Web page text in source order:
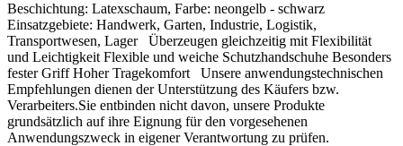
Produkte grundsätzlich auf Eignung in eigener Verantwortung zu prüfen.
Beschichtung: Latexschaum, Farbe: neongelb - schwarz
Einsatzgebiete: Handwerk, Garten, Industrie, Logistik,
Transportwesen, Lager Überzeugen gleichzeitig mit Flexibilität
und Leichtigkeit Flexible und weiche Schutzhandschuhe Besonders
fester Griff Hoher Tragekomfort Unsere anwendungstechnischen
Empfehlungen dienen der Unterstützung des Käufers bzw.
Verarbeiters.Sie entbinden nicht davon, unsere Produkte
grundsätzlich auf ihre Eignung für den vorgesehenen
Anwendungszweck in eigener Verantwortung zu prüfen.